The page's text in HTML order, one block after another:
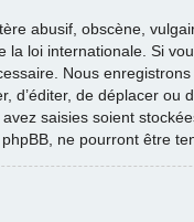
abusif, obscène,
la loi internationale. Si
Nous
d’éditer, de déplacer
saisies soient
ne pourront être